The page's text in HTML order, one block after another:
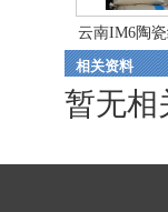
云南IM6陶
甲...
相关资料
暂无相